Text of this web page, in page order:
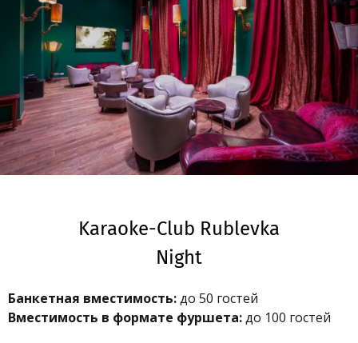
Karaoke-Club Rublevka
Night
Банкетная вместимость:до 50 гостей
Вместимость в формате фуршета:до 100 гостей